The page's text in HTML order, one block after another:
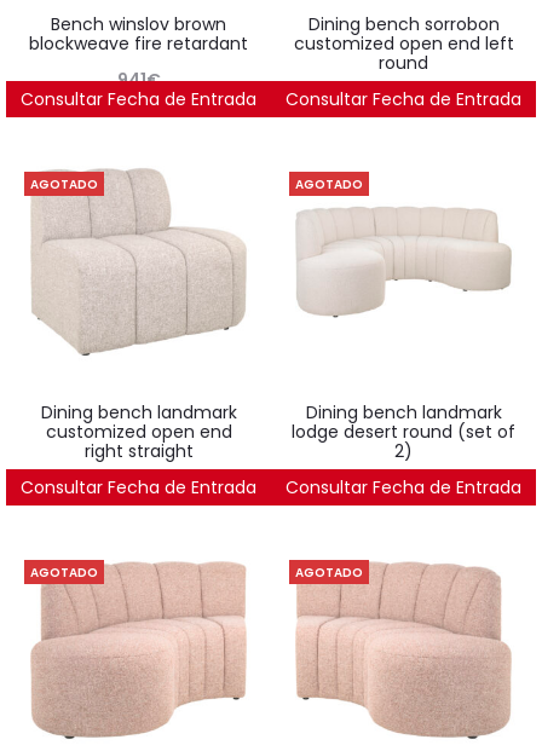
bench winslov brown
blockweave fire retardant
941€
Consultar Fecha de Entrada
dining bench sorrobon
customized open end left
round
2.439€
Consultar Fecha de Entrada
AGOTADO
dining bench landmark
customized open end
right straight
1.805€
Consultar Fecha de Entrada
AGOTADO
dining bench landmark
lodge desert round (set of
2)
4.501€
Consultar Fecha de Entrada
AGOTADO AGOTADO